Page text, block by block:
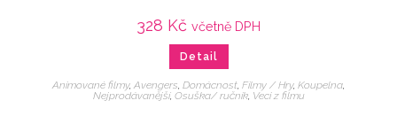
328 Kč včetně DPH
Detail
Animované filmy, Avengers, Domácnost, Filmy / Hry, Koupelna,
Nejprodávanější, Osuška/ ručník, Veci z filmu